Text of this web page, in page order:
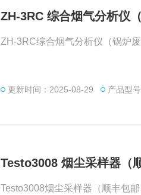
ZH-3RC 综合烟气分析仪
ZH-3RC综合烟气分析仪（锅炉废
更新时间：2025-08-29 产品型
Testo3008 烟尘采样器（
Testo3008烟尘采样器（顺丰包邮